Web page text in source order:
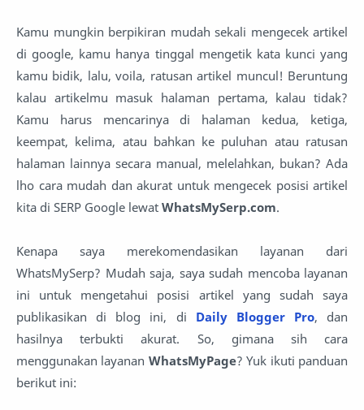
Kamu mungkin berpikiran mudah sekali mengecek artikel
di google, kamu hanya tinggal mengetik kata kunci yang
kamu bidik, lalu, voila, ratusan artikel muncul! Beruntung
kalau artikelmu masuk halaman pertama, kalau tidak?
Kamu harus mencarinya di halaman kedua, ketiga,
keempat, kelima, atau bahkan ke puluhan atau ratusan
halaman lainnya secara manual, melelahkan, bukan? Ada
lho cara mudah dan akurat untuk mengecek posisi artikel
kita di SERP Google lewat WhatsMySerp.com.
Kenapa saya merekomendasikan layanan dari
WhatsMySerp? Mudah saja, saya sudah mencoba layanan
ini untuk mengetahui posisi artikel yang sudah saya
publikasikan di blog ini, di Daily Blogger Pro, dan
hasilnya terbukti akurat. So, gimana sih cara
menggunakan layanan WhatsMyPage? Yuk ikuti panduan
berikut ini: